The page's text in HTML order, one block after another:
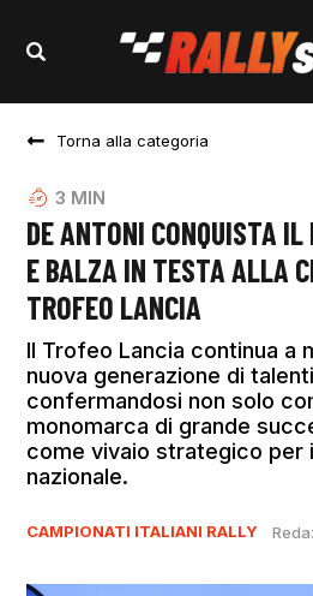
Torna alla categoria
3 MIN
DE ANTONI CONQUISTA
E BALZA IN TESTA ALLA
TROFEO LANCIA
Il Trofeo Lancia continua a
nuova generazione di talenti
confermandosi non solo
monomarca di grande
come vivaio strategico per
nazionale.
CAMPIONATI ITALIANI RALLY